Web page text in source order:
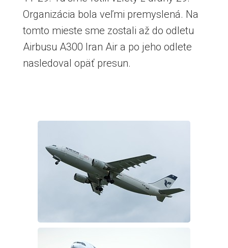
Organizácia bola veľmi premyslená. Na
tomto mieste sme zostali až do odletu
Airbusu A300 Iran Air a po jeho odlete
nasledoval opäť presun.